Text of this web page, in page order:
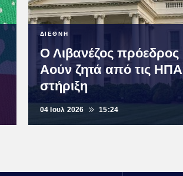
ΔΙΕΘΝΗ
Ο Λιβανέζος πρόεδρος
Αούν ζητά από τις ΗΠΑ
στήριξη
04 Ιουλ 2026 15:24